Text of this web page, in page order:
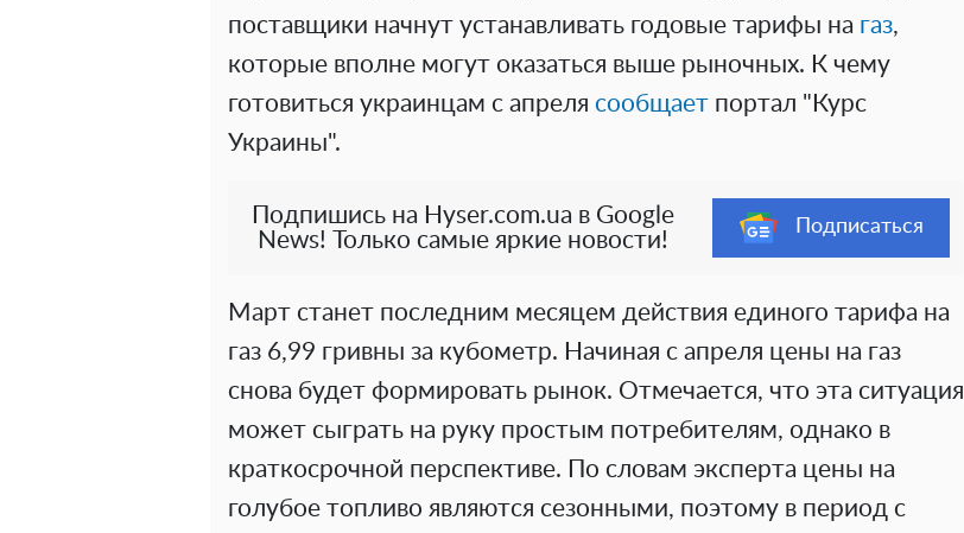
поставщики начнут устанавливать годовые тарифы на газ,
которые вполне могут оказаться выше рыночных. К чему
готовиться украинцам с апреля сообщает портал "Курс
Украины".
Подпишись на Hyser.com.ua в Google
News! Только самые яркие новости!
Подписаться
Март станет последним месяцем действия единого тарифа на
газ 6,99 гривны за кубометр. Начиная с апреля цены на газ
снова будет формировать рынок. Отмечается, что эта ситуация
может сыграть на руку простым потребителям, однако в
краткосрочной перспективе. По словам эксперта цены на
голубое топливо являются сезонными, поэтому в период с